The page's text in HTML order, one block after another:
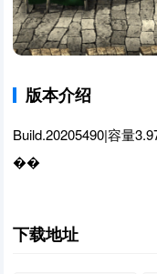
版本介绍
Build.20205490|容量
��
下载地址